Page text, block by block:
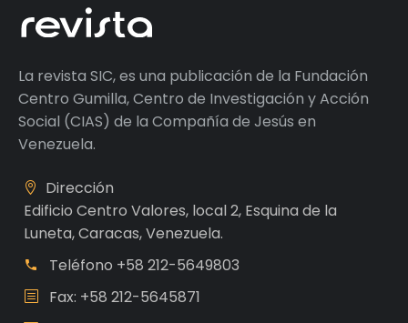
La revista SIC, es una publicación de la Fundación
Centro Gumilla, Centro de Investigación y Acción
Social (CIAS) de la Compañía de Jesús en
Venezuela.
Dirección
Edificio Centro Valores, local 2, Esquina de la
Luneta, Caracas, Venezuela.
Teléfono +58 212-5649803
Fax: +58 212-5645871